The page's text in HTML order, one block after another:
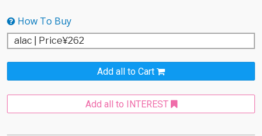
How To Buy
Add all to Cart
Add all to INTEREST